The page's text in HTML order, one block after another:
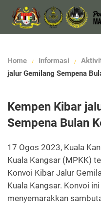
Home Informasi
jalur Gemilang Sempena
Kempen Kibar
Sempena Bulan
17 Ogos 2023, Kuala
Kuala Kangsar (MPKK)
Konvoi Kibar Jalur
Kuala Kangsar. Konvoi
menyemarakkan